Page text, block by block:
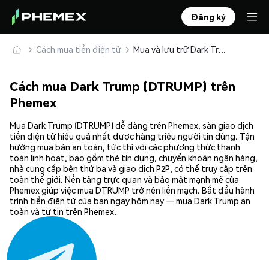
Đăng ký
Cách mua tiền điện tử Mua và lưu trữ Dark Trump (DTRUMP) an toàn
Cách mua Dark Trump (DTRUMP) trên
Phemex
Mua Dark Trump (DTRUMP) dễ dàng trên Phemex, sàn giao dịch
tiền điện tử hiệu quả nhất được hàng triệu người tin dùng. Tận
hưởng mua bán an toàn, tức thì với các phương thức thanh
toán linh hoạt, bao gồm thẻ tín dụng, chuyển khoản ngân hàng,
nhà cung cấp bên thứ ba và giao dịch P2P, có thể truy cập trên
toàn thế giới. Nền tảng trực quan và bảo mật mạnh mẽ của
Phemex giúp việc mua DTRUMP trở nên liền mạch. Bắt đầu hành
trình tiền điện tử của bạn ngay hôm nay — mua Dark Trump an
toàn và tự tin trên Phemex.